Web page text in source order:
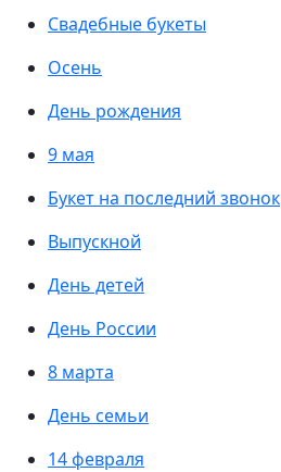
Свадебные букеты
Осень
День рождения
9 мая
Букет на последний звонок
Выпускной
День детей
День России
8 марта
День семьи
14 февраля